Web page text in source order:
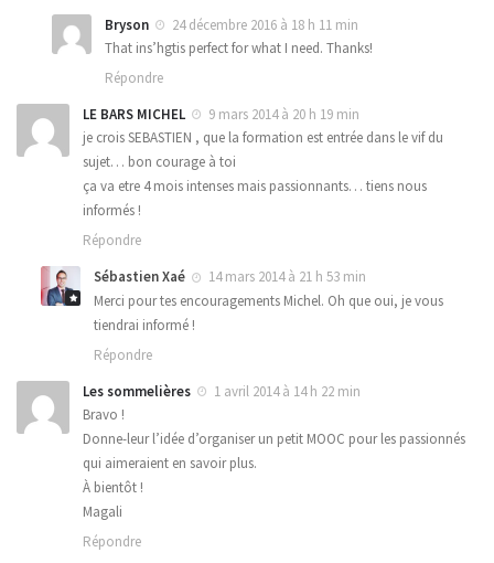
Bryson
24 décembre 2016 à 18 h 11 min
That ins’hgtis perfect for what I need. Thanks!
Répondre
LE BARS MICHEL
9 mars 2014 à 20 h 19 min
je crois SEBASTIEN , que la formation est entrée dans le vif du
sujet… bon courage à toi
ça va etre 4 mois intenses mais passionnants… tiens nous
informés !
Répondre
Sébastien Xaé
14 mars 2014 à 21 h 53 min
Merci pour tes encouragements Michel. Oh que oui, je vous
tiendrai informé !
Répondre
Les sommelières
1 avril 2014 à 14 h 22 min
Bravo !
Donne-leur l’idée d’organiser un petit MOOC pour les passionnés
qui aimeraient en savoir plus.
À bientôt !
Magali
Répondre